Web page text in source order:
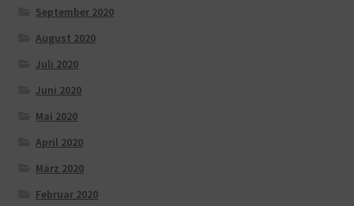
September 2020
August 2020
Juli 2020
Juni 2020
Mai 2020
April 2020
März 2020
Februar 2020